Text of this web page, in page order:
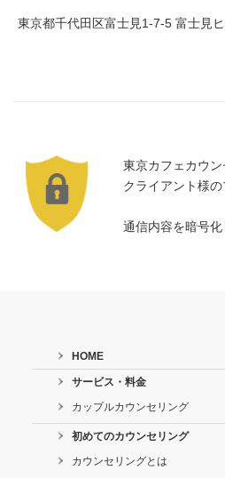
東京都千代田区富士見1-7-5 富士見
東京カフェカウ
クライアント様の
通信内容を暗号化
HOME
サービス・料金
カップルカウンセリング
初めてのカウンセリング
カウンセリングとは